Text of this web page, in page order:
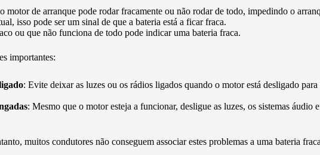
motor de arranque pode rodar fracamente ou não rodar de todo, impedindo o
isso pode ser um sinal de que a bateria está a ficar fraca.
ou que não funciona de todo pode indicar uma bateria fraca.
importantes:
: Evite deixar as luzes ou os rádios ligados quando o motor está desligado
: Mesmo que o motor esteja a funcionar, desligue as luzes, os sistemas áudio
muitos condutores não conseguem associar estes problemas a uma bateria